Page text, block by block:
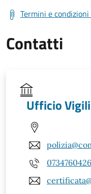
Termini e
Contatti
Ufficio